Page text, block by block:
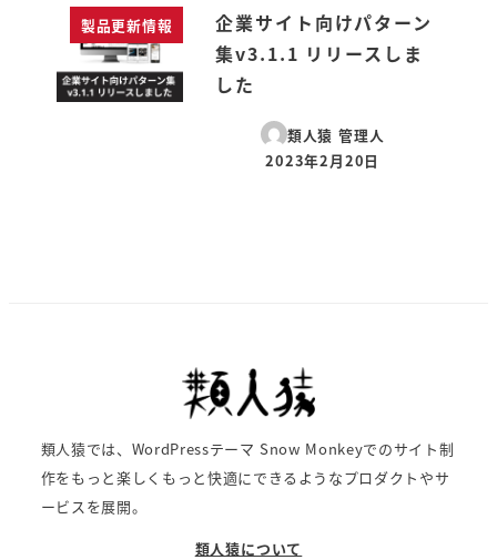
製品更新情報
企業サイト向けパターン
集v3.1.1 リリースしま
した
類人猿 管理人
投稿日
2023年2月20日
類人猿では、WordPressテーマ Snow Monkeyでのサイト制
作をもっと楽しくもっと快適にできるようなプロダクトやサ
ービスを展開。
類人猿について